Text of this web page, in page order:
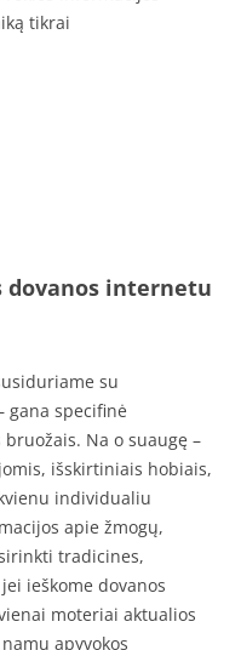
tikrai
dovanos internetu
su
gana specifinė
Na o suaugę –
išskirtiniais hobiais,
individualiu
apie žmogų,
tradicines,
ieškome dovanos
moteriai aktualios
apyvokos